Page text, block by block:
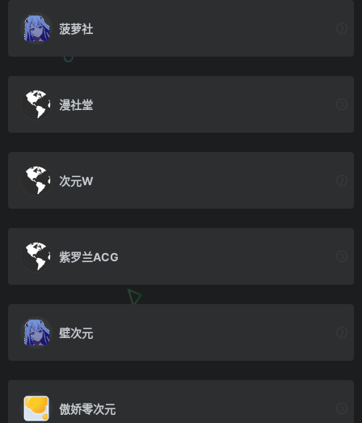
菠萝社
漫社堂
次元W
紫罗兰ACG
壁次元
傲娇零次元